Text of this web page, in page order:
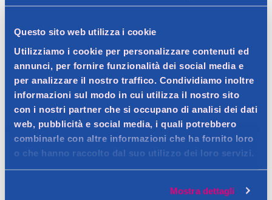
Questo sito web utilizza i cookie
Utilizziamo i cookie per personalizzare contenuti ed
annunci, per fornire funzionalità dei social media e
per analizzare il nostro traffico. Condividiamo inoltre
informazioni sul modo in cui utilizza il nostro sito
con i nostri partner che si occupano di analisi dei dati
web, pubblicità e social media, i quali potrebbero
combinarle con altre informazioni che ha fornito loro
o che hanno raccolto dal suo utilizzo dei loro servizi.
Mostra dettagli
Ritiro in negozio gratuito per i clienti registrati
Dettagli prodotto